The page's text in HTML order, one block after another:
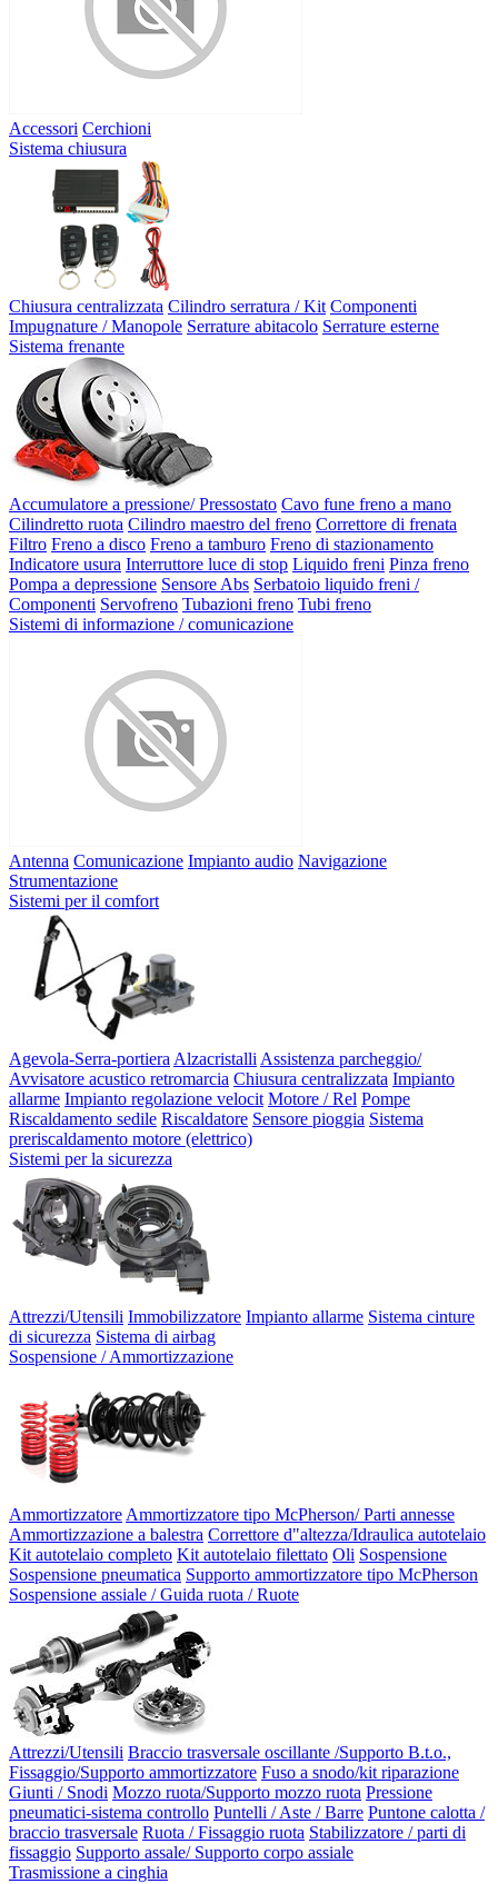
Accessori Cerchioni
Sistema chiusura
Chiusura centralizzata Cilindro serratura / Kit Componenti
Impugnature / Manopole Serrature abitacolo Serrature esterne
Sistema frenante
Accumulatore a pressione/ Pressostato Cavo fune freno a mano
Cilindretto ruota Cilindro maestro del freno Correttore di frenata
Filtro Freno a disco Freno a tamburo Freno di stazionamento
Indicatore usura Interruttore luce di stop Liquido freni Pinza freno
Pompa a depressione Sensore Abs Serbatoio liquido freni /
Componenti Servofreno Tubazioni freno Tubi freno
Sistemi di informazione / comunicazione
Antenna Comunicazione Impianto audio Navigazione
Strumentazione
Sistemi per il comfort
Agevola-Serra-portiera Alzacristalli Assistenza parcheggio/
Avvisatore acustico retromarcia Chiusura centralizzata Impianto
allarme Impianto regolazione velocit Motore / Rel Pompe
Riscaldamento sedile Riscaldatore Sensore pioggia Sistema
preriscaldamento motore (elettrico)
Sistemi per la sicurezza
Attrezzi/Utensili Immobilizzatore Impianto allarme Sistema cinture
di sicurezza Sistema di airbag
Sospensione / Ammortizzazione
Ammortizzatore Ammortizzatore tipo McPherson/ Parti annesse
Ammortizzazione a balestra Correttore d"altezza/Idraulica autotelaio
Kit autotelaio completo Kit autotelaio filettato Oli Sospensione
Sospensione pneumatica Supporto ammortizzatore tipo McPherson
Sospensione assiale / Guida ruota / Ruote
Attrezzi/Utensili Braccio trasversale oscillante /Supporto B.t.o.,
Fissaggio/Supporto ammortizzatore Fuso a snodo/kit riparazione
Giunti / Snodi Mozzo ruota/Supporto mozzo ruota Pressione
pneumatici-sistema controllo Puntelli / Aste / Barre Puntone calotta /
braccio trasversale Ruota / Fissaggio ruota Stabilizzatore / parti di
fissaggio Supporto assale/ Supporto corpo assiale
Trasmissione a cinghia